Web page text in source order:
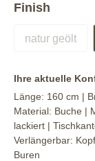
Finish
natur geölt
Ihre aktuelle
Länge: 160 cm |
Material: Buche |
lackiert |
Verlängerbar:
Buren